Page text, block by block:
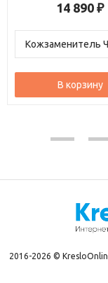
14 890 ₽
В корзину
2016-2026 ©